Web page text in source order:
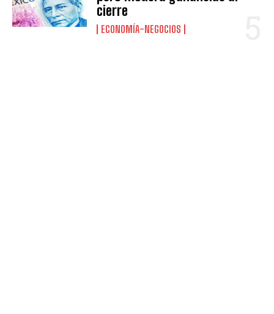
cierre
ECONOMÍA-NEGOCIOS